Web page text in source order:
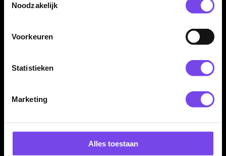
Noodzakelijk
Voorkeuren
Statistieken
Marketing
Alles toestaan
artikelen
pagina?
andere flights en shafts?
Zijn spelersdarts automatisch geschikt voor